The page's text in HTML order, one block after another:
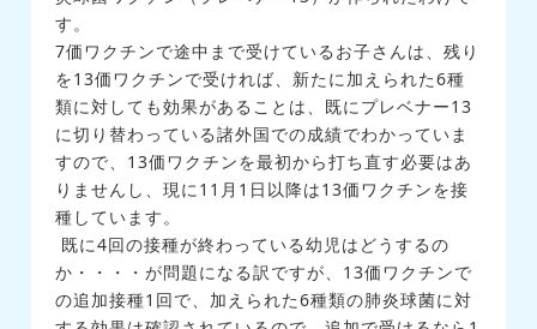
す。
7価ワクチンで途中まで受けているお子さんは、残り
を13価ワクチンで受ければ、新たに加えられた6種
類に対しても効果があることは、既にプレベナー13
に切り替わっている諸外国での成績でわかっていま
すので、13価ワクチンを最初から打ち直す必要はあ
りませんし、現に11月1日以降は13価ワクチンを接
種しています。
既に4回の接種が終わっている幼児はどうするの
か・・・・が問題になる訳ですが、13価ワクチンで
の追加接種1回で、加えられた6種類の肺炎球菌に対